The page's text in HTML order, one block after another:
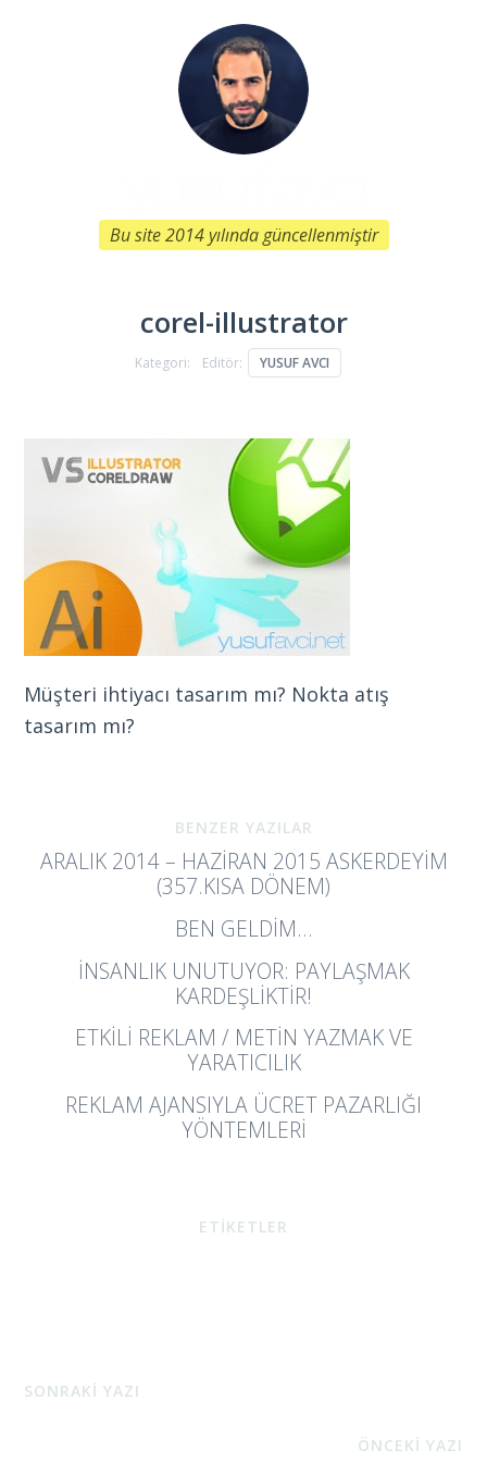
Bu site 2014 yılında güncellenmiştir
corel-illustrator
Kategori: Editör: YUSUF AVCI
Müşteri ihtiyacı tasarım mı? Nokta atış
tasarım mı?
BENZER YAZILAR
ARALIK 2014 – HAZIRAN 2015 ASKERDEYİM
(357.KISA DÖNEM)
BEN GELDIM…
İNSANLIK UNUTUYOR: PAYLAŞMAK
KARDEŞLIKTIR!
ETKILI REKLAM / METIN YAZMAK VE
YARATICILIK
REKLAM AJANSIYLA ÜCRET PAZARLIĞI
YÖNTEMLERI
ETİKETLER
SONRAKİ YAZI
ÖNCEKİ YAZI